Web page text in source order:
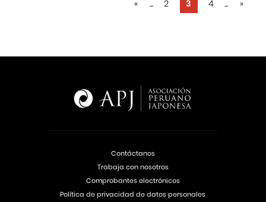
« ... 2 3 4 ... »
Contáctanos
Trabaja con nosotros
Comprobantes electrónicos
Política de privacidad de datos personales